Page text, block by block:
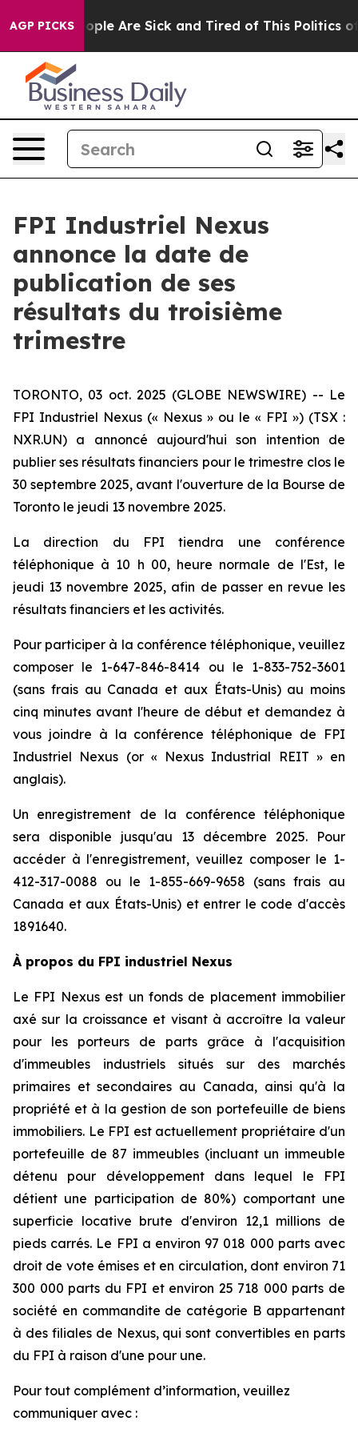
AGP PICKS
Win: “People Are Sick and Tired of This Politics of
FPI Industriel Nexus
annonce la date de
publication de ses
résultats du troisième
trimestre
TORONTO, 03 oct. 2025 (GLOBE NEWSWIRE) -- Le
FPI Industriel Nexus (« Nexus » ou le « FPI ») (TSX :
NXR.UN) a annoncé aujourd'hui son intention de
publier ses résultats financiers pour le trimestre clos le
30 septembre 2025, avant l'ouverture de la Bourse de
Toronto le jeudi 13 novembre 2025.
La direction du FPI tiendra une conférence
téléphonique à 10 h 00, heure normale de l'Est, le
jeudi 13 novembre 2025, afin de passer en revue les
résultats financiers et les activités.
Pour participer à la conférence téléphonique, veuillez
composer le 1-647-846-8414 ou le 1-833-752-3601
(sans frais au Canada et aux États-Unis) au moins
cinq minutes avant l'heure de début et demandez à
vous joindre à la conférence téléphonique de FPI
Industriel Nexus (or « Nexus Industrial REIT » en
anglais).
Un enregistrement de la conférence téléphonique
sera disponible jusqu'au 13 décembre 2025. Pour
accéder à l'enregistrement, veuillez composer le 1-
412-317-0088 ou le 1-855-669-9658 (sans frais au
Canada et aux États-Unis) et entrer le code d'accès
1891640.
À propos du FPI industriel Nexus
Le FPI Nexus est un fonds de placement immobilier
axé sur la croissance et visant à accroître la valeur
pour les porteurs de parts grâce à l'acquisition
d'immeubles industriels situés sur des marchés
primaires et secondaires au Canada, ainsi qu'à la
propriété et à la gestion de son portefeuille de biens
immobiliers. Le FPI est actuellement propriétaire d'un
portefeuille de 87 immeubles (incluant un immeuble
détenu pour développement dans lequel le FPI
détient une participation de 80%) comportant une
superficie locative brute d'environ 12,1 millions de
pieds carrés. Le FPI a environ 97 018 000 parts avec
droit de vote émises et en circulation, dont environ 71
300 000 parts du FPI et environ 25 718 000 parts de
société en commandite de catégorie B appartenant
à des filiales de Nexus, qui sont convertibles en parts
du FPI à raison d'une pour une.
Pour tout complément d’information, veuillez
communiquer avec :